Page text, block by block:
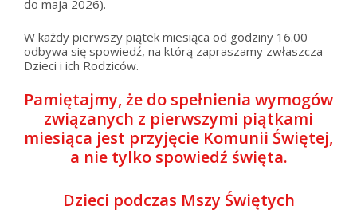
do maja 2026).
W każdy pierwszy piątek miesiąca od godziny 16.00
odbywa się spowiedź, na którą zapraszamy zwłaszcza
Dzieci i ich Rodziców.
Pamiętajmy, że do spełnienia wymogów
związanych z pierwszymi piątkami
miesiąca jest przyjęcie Komunii Świętej,
a nie tylko spowiedź święta.
Dzieci podczas Mszy Świętych